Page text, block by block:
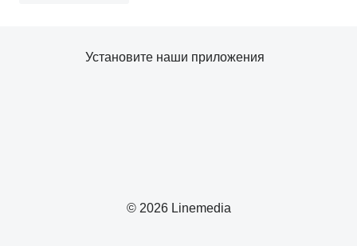
© 2026 Linemedia
Установите наши приложения